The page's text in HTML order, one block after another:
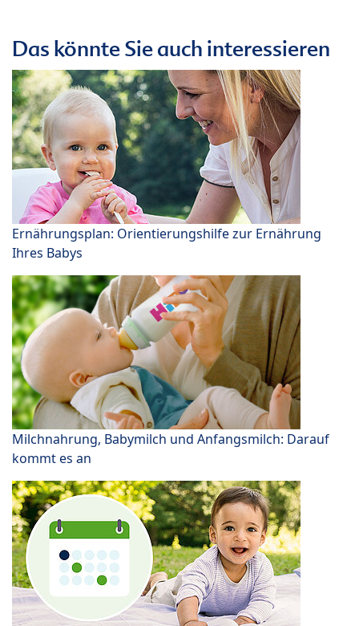
Das könnte Sie auch interessieren
Ernährungsplan: Orientierungshilfe zur Ernährung
Ihres Babys
Milchnahrung, Babymilch und Anfangsmilch: Darauf
kommt es an